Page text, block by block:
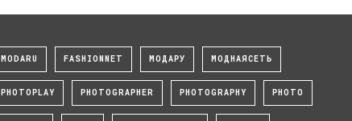
MODARU FASHIONNET МОДАРУ МОДНАЯСЕТЬ
PHOTOPLAY PHOTOGRAPHER PHOTOGRAPHY PHOTO